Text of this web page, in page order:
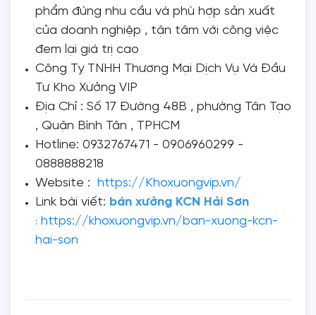
phẩm đúng nhu cầu và phù hợp sản xuất
của doanh nghiệp , tận tâm với công việc
đem lại giá trị cao
Công Ty TNHH Thương Mại Dịch Vụ Và Đầu
Tư Kho Xưởng VIP
Địa Chỉ : Số 17 Đường 48B , phường Tân Tạo
, Quận Bình Tân , TPHCM
Hotline: 0932767471 - 0906960299 -
0888888218
Website : https://Khoxuongvip.vn/
Link bài viết: bán xưởng KCN Hải Sơn
: https://khoxuongvip.vn/ban-xuong-kcn-
hai-son